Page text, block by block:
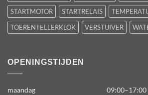
STARTMOTOR
STARTRELAIS
TOERENTELLERKLOK
VERSTUIVER
OPENINGSTIJDEN
maandag
09:00–17:00